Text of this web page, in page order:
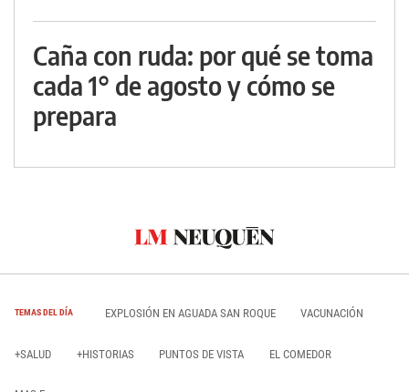
Caña con ruda: por qué se toma
cada 1° de agosto y cómo se
prepara
TEMAS DEL DÍA EXPLOSIÓN EN AGUADA SAN ROQUE VACUNACIÓN
+SALUD +HISTORIAS PUNTOS DE VISTA EL COMEDOR